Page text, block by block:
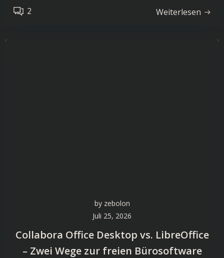
2 Weiterlesen
by zebolon
Juli 25, 2026
Collabora Office Desktop vs. LibreOffice
– Zwei Wege zur freien Bürosoftware